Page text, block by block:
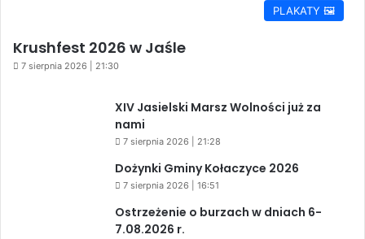
PLAKATY 🖼️
Krushfest 2026 w Jaśle
7 sierpnia 2026 | 21:30
XIV Jasielski Marsz Wolności już za
nami
7 sierpnia 2026 | 21:28
Dożynki Gminy Kołaczyce 2026
7 sierpnia 2026 | 16:51
Ostrzeżenie o burzach w dniach 6-
7.08.2026 r.